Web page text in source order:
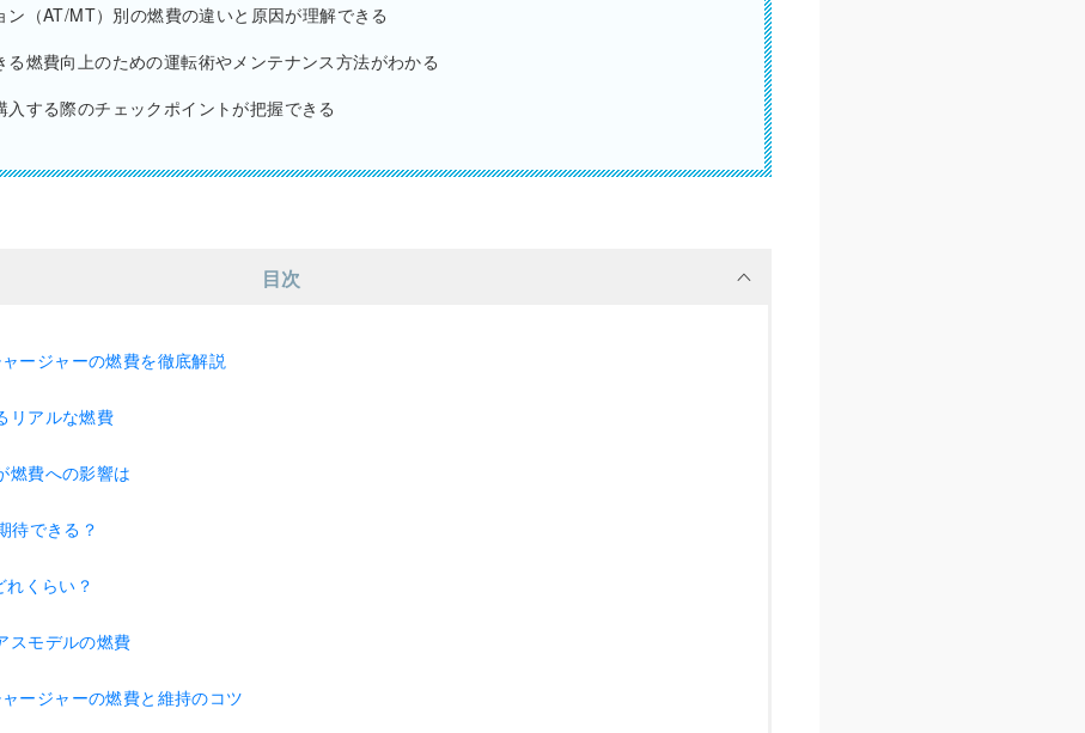
ン（AT/MT）別の燃費の違いと原因が理解できる
る燃費向上のための運転術やメンテナンス方法がわかる
入する際のチェックポイントが把握できる
目次
ージャーの燃費を徹底解説
リアルな燃費
燃費への影響は
待できる？
くらい？
スモデルの燃費
ージャーの燃費と維持のコツ